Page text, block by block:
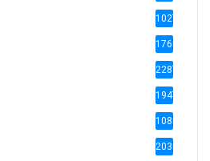
1027
1769
2287
1947
1088
2035